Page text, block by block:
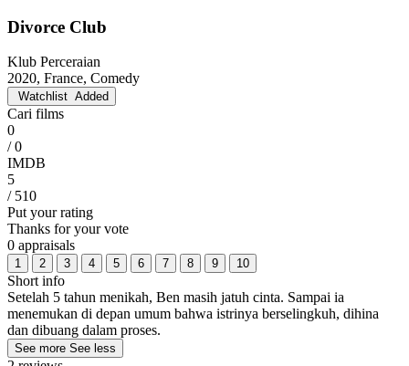
Divorce Club
Klub Perceraian
2020, France, Comedy
Watchlist Added
Cari films
0
/ 0
IMDB
5
/ 510
Put your rating
Thanks for your vote
0 appraisals
1 2 3 4 5 6 7 8 9 10
Short info
Setelah 5 tahun menikah, Ben masih jatuh cinta. Sampai ia
menemukan di depan umum bahwa istrinya berselingkuh, dihina
dan dibuang dalam proses.
See more See less